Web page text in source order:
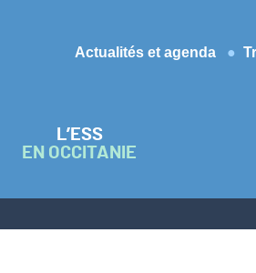
Actualités et agenda
L’ESS
EN OCCITANIE